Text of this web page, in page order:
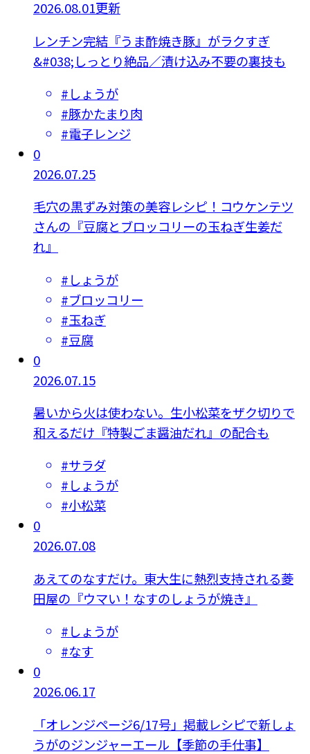
2026.08.01更新
レンチン完結『うま酢焼き豚』がラクすぎ
&#038;しっとり絶品／漬け込み不要の裏技も
#しょうが
#豚かたまり肉
#電子レンジ
0
2026.07.25
毛穴の黒ずみ対策の美容レシピ！コウケンテツ
さんの『豆腐とブロッコリーの玉ねぎ生姜だ
れ』
#しょうが
#ブロッコリー
#玉ねぎ
#豆腐
0
2026.07.15
暑いから火は使わない。生小松菜をザク切りで
和えるだけ『特製ごま醤油だれ』の配合も
#サラダ
#しょうが
#小松菜
0
2026.07.08
あえてのなすだけ。東大生に熱烈支持される菱
田屋の『ウマい！なすのしょうが焼き』
#しょうが
#なす
0
2026.06.17
「オレンジページ6/17号」掲載レシピで新しょ
うがのジンジャーエール【季節の手仕事】